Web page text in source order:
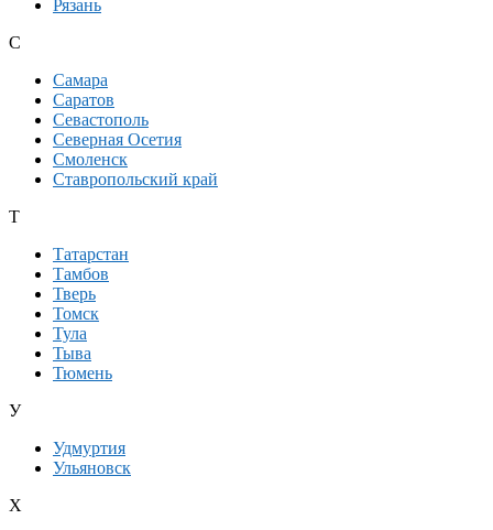
Рязань
С
Самара
Саратов
Севастополь
Северная Осетия
Смоленск
Ставропольский край
Т
Татарстан
Тамбов
Тверь
Томск
Тула
Тыва
Тюмень
У
Удмуртия
Ульяновск
Х